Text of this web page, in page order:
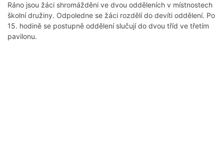
Ráno jsou žáci shromážděni ve dvou odděleních v místnostech
školní družiny. Odpoledne se žáci rozdělí do devíti oddělení. Po
15. hodině se postupně oddělení slučují do dvou tříd ve třetím
pavilonu.